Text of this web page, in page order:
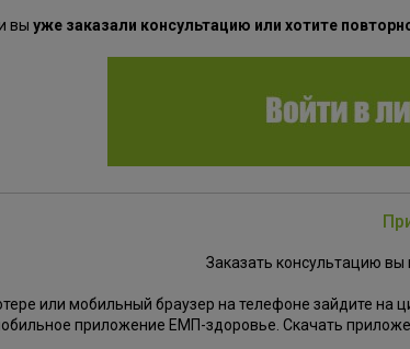
вы уже заказали консультацию или хотите
Заказать консультацию
или мобильный браузер на телефоне зайдите
приложение ЕМП-здоровье. Скачать